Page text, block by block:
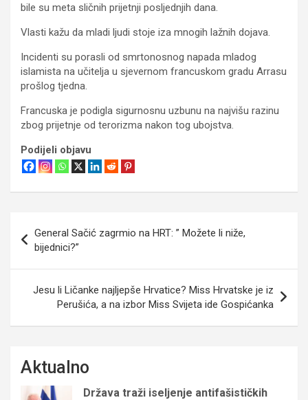
bile su meta sličnih prijetnji posljednjih dana.
Vlasti kažu da mladi ljudi stoje iza mnogih lažnih dojava.
Incidenti su porasli od smrtonosnog napada mladog
islamista na učitelja u sjevernom francuskom gradu Arrasu
prošlog tjedna.
Francuska je podigla sigurnosnu uzbunu na najvišu razinu
zbog prijetnje od terorizma nakon tog ubojstva.
Podijeli objavu
objava
General Sačić zagrmio na HRT: ” Možete li niže,
bijednici?”
Jesu li Ličanke najljepše Hrvatice? Miss Hrvatske je iz
Perušića, a na izbor Miss Svijeta ide Gospićanka
Aktualno
Država traži iseljenje antifašističkih